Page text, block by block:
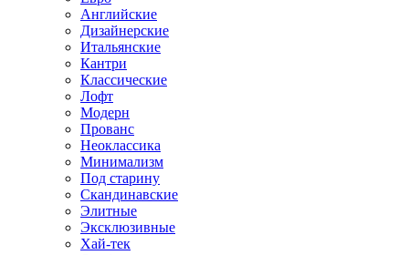
Английские
Дизайнерские
Итальянские
Кантри
Классические
Лофт
Модерн
Прованс
Неоклассика
Минимализм
Под старину
Скандинавские
Элитные
Эксклюзивные
Хай-тек